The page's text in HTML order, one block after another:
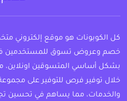
كل الكوبونات هو موقع إلكتروني
خصم وعروض تسوق للمستخدمين
بشكل أساسي المتسوقين اونلاين،
خلال توفير فرص للتوفير على
والخدمات، مما يساهم في تحسين